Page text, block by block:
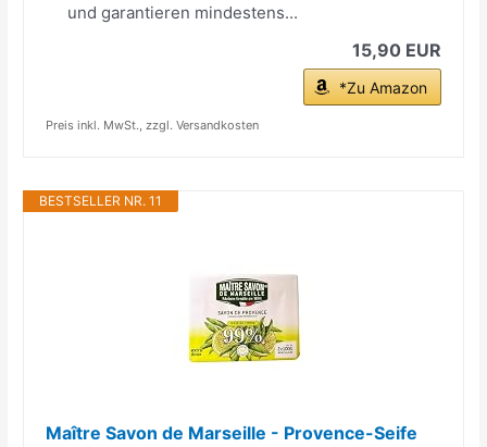
und garantieren mindestens...
15,90 EUR
*Zu Amazon
Preis inkl. MwSt., zzgl. Versandkosten
BESTSELLER NR. 11
Maître Savon de Marseille - Provence-Seife